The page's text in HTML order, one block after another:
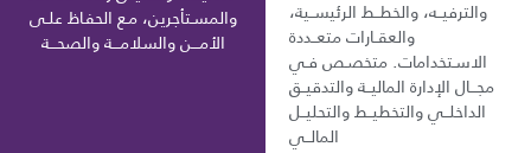
والترفيــه، والخطــط الرئيســية،
والعقــارات متعــددة
الاسـتخدامات. متخصـص فـي
مجـــال الإدارة الماليــة والتدقيــق
الداخلــي والتخطيــط والتحليــل
المالــي
والمسـتأجرين، مـع الحفـاظ علـى
الأمـــن والسلامـــة والصحـــة